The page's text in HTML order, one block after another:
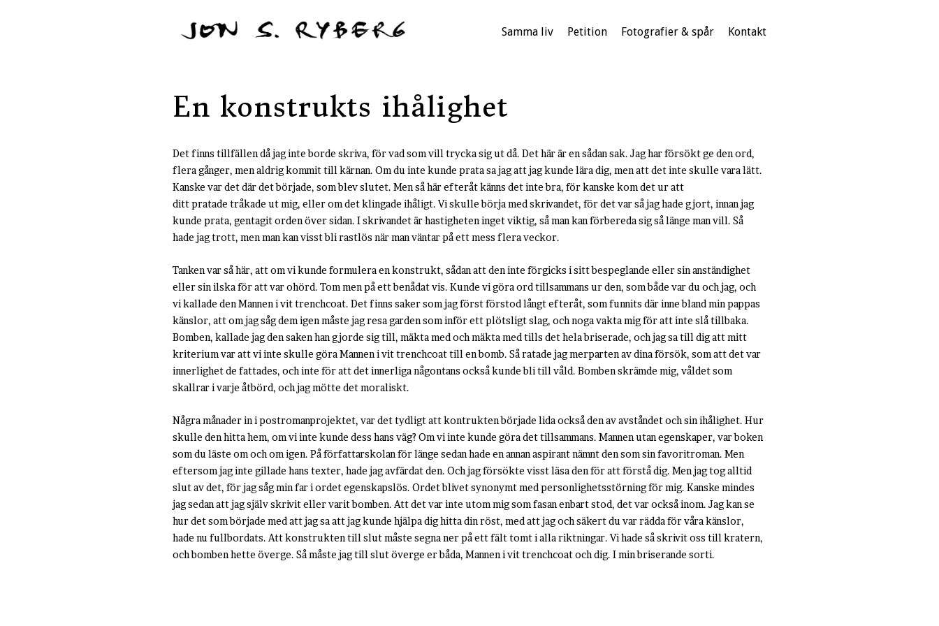
Samma liv Petition Fotografier & spår Kontakt
En konstrukts ihålighet
Det finns tillfällen då jag inte borde skriva, för vad som vill trycka sig ut då. Det här är en sådan sak. Jag har försökt ge den ord,
flera gånger, men aldrig kommit till kärnan. Om du inte kunde prata sa jag att jag kunde lära dig, men att det inte skulle vara lätt.
Kanske var det där det började, som blev slutet. Men så här efteråt känns det inte bra, för kanske kom det ur att
ditt pratade tråkade ut mig, eller om det klingade ihåligt. Vi skulle börja med skrivandet, för det var så jag hade gjort, innan jag
kunde prata, gentagit orden över sidan. I skrivandet är hastigheten inget viktig, så man kan förbereda sig så länge man vill. Så
hade jag trott, men man kan visst bli rastlös när man väntar på ett mess flera veckor.
Tanken var så här, att om vi kunde formulera en konstrukt, sådan att den inte förgicks i sitt bespeglande eller sin anständighet
eller sin ilska för att var ohörd. Tom men på ett benådat vis. Kunde vi göra ord tillsammans ur den, som både var du och jag, och
vi kallade den Mannen i vit trenchcoat. Det finns saker som jag först förstod långt efteråt, som funnits där inne bland min pappas
känslor, att om jag såg dem igen måste jag resa garden som inför ett plötsligt slag, och noga vakta mig för att inte slå tillbaka.
Bomben, kallade jag den saken han gjorde sig till, mäkta med och mäkta med tills det hela briserade, och jag sa till dig att mitt
kriterium var att vi inte skulle göra Mannen i vit trenchcoat till en bomb. Så ratade jag merparten av dina försök, som att det var
innerlighet de fattades, och inte för att det innerliga någontans också kunde bli till våld. Bomben skrämde mig, våldet som
skallrar i varje åtbörd, och jag mötte det moraliskt.
Några månader in i postromanprojektet, var det tydligt att kontrukten började lida också den av avståndet och sin ihålighet. Hur
skulle den hitta hem, om vi inte kunde dess hans väg? Om vi inte kunde göra det tillsammans. Mannen utan egenskaper, var boken
som du läste om och om igen. På författarskolan för länge sedan hade en annan aspirant nämnt den som sin favoritroman. Men
eftersom jag inte gillade hans texter, hade jag avfärdat den. Och jag försökte visst läsa den för att förstå dig. Men jag tog alltid
slut av det, för jag såg min far i ordet egenskapslös. Ordet blivet synonymt med personlighetsstörning för mig. Kanske mindes
jag sedan att jag själv skrivit eller varit bomben. Att det var inte utom mig som fasan enbart stod, det var också inom. Jag kan se
hur det som började med att jag sa att jag kunde hjälpa dig hitta din röst, med att jag och säkert du var rädda för våra känslor,
hade nu fullbordats. Att konstrukten till slut måste segna ner på ett fält tomt i alla riktningar. Vi hade så skrivit oss till kratern,
och bomben hette överge. Så måste jag till slut överge er båda, Mannen i vit trenchcoat och dig. I min briserande sorti.